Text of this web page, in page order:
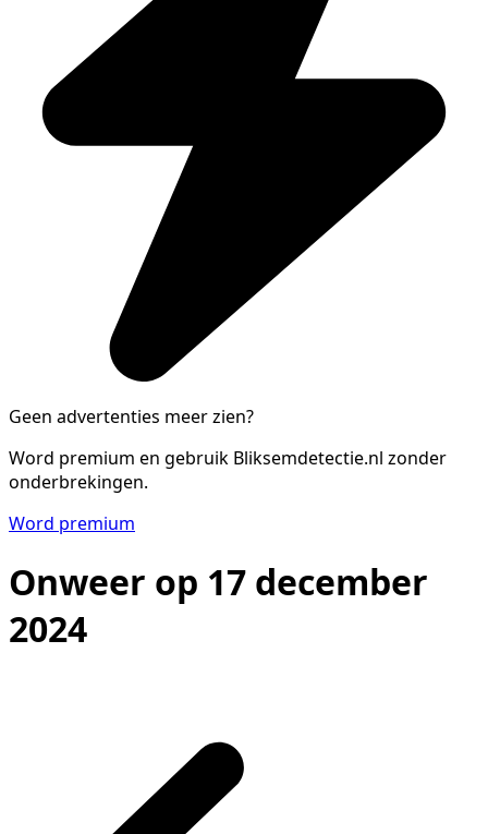
Geen advertenties meer zien?
Word premium en gebruik Bliksemdetectie.nl zonder
onderbrekingen.
Word premium
Onweer op 17 december
2024